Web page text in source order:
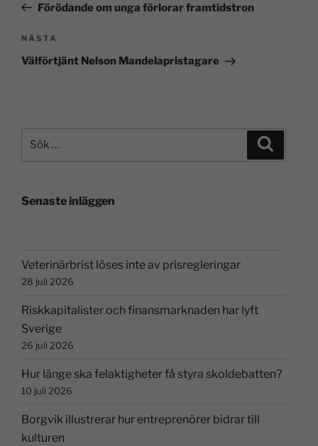
Förödande om unga förlorar framtidstron
NÄSTA
Välförtjänt Nelson Mandelapristagare
Senaste inläggen
Veterinärbrist löses inte av prisregleringar
28 juli 2026
Riskkapitalister och finansmarknaden har lyft
Sverige
26 juli 2026
Hur länge ska felaktigheter få styra skoldebatten?
10 juli 2026
Borgvik illustrerar hur entreprenörer bidrar till
kulturen